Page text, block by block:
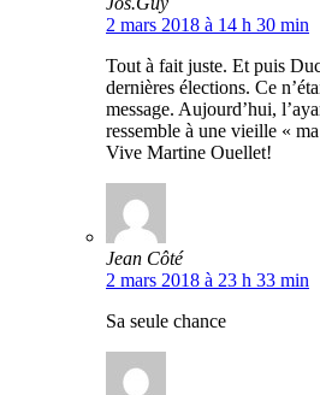
2 mars 2018 à 14 h 30 min
Tout à fait juste. Et puis
dernières élections. Ce
message. Aujourd’hui,
ressemble à une vieille «
Vive Martine Ouellet!
Jean Côté
2 mars 2018 à 23 h 33 min
Sa seule chance